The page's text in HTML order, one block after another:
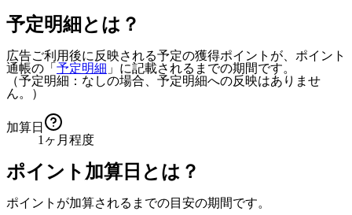
予定明細とは？
広告ご利用後に反映される予定の獲得ポイントが、ポイント
通帳の「 予定明細 」に記載されるまでの期間です。
（予定明細：なしの場合、予定明細への反映はありませ
ん。）
加算日
1ヶ月程度
ポイント加算日とは？
ポイントが加算されるまでの目安の期間です。